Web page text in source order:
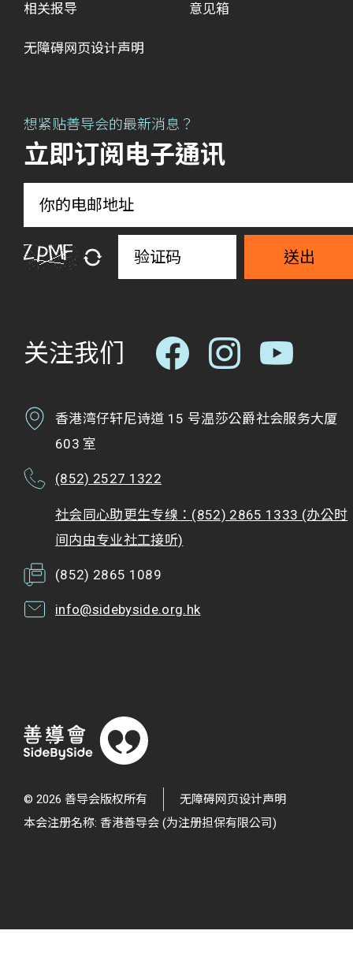
相关报导 意见箱
无障碍网页设计声明
想紧贴善导会的最新消息？
立即订阅电子通讯
送出
关注我们
香港湾仔轩尼诗道 15 号温莎公爵社会服务大厦
603 室
(852) 2527 1322
社会同心助更生专缐：(852) 2865 1333 (办公时
间内由专业社工接听)
(852) 2865 1089
info@sidebyside.org.hk
© 2026 善导会版权所有
无障碍网页设计声明
本会注册名称: 香港善导会 (为注册担保有限公司)